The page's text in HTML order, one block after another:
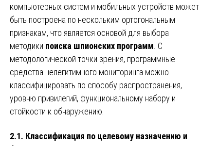
компьютерных систем и мобильных устройств может
быть построена по нескольким ортогональным
признакам, что является основой для выбора
методики поиска шпионских программ . С
методологической точки зрения, программные
средства нелегитимного мониторинга можно
классифицировать по способу распространения,
уровню привилегий, функциональному набору и
стойкости к обнаружению.
2.1. Классификация по целевому назначению и